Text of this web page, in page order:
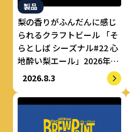
製品
梨の香りがふんだんに感じ
られるクラフトビール 「そ
らとしば シーズナル#22 心
地酔い梨エール」2026年8
月上旬より数量限定で提供
2026.8.3